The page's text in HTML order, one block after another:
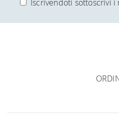
Iscrivendoti sottoscrivi i